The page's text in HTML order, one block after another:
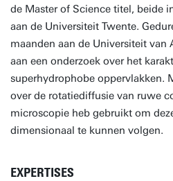
de Master of Science titel, beide
aan de Universiteit Twente.
maanden aan de Universiteit van
aan een onderzoek over het
superhydrophobe oppervlakken.
over de rotatiediffusie van ruwe
microscopie heb gebruikt om
dimensionaal te kunnen volgen.
EXPERTISES